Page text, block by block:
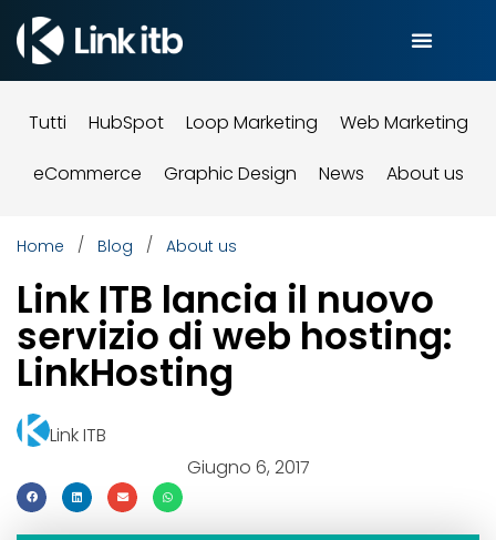
Tutti HubSpot Loop Marketing
Web Marketing
eCommerce
Graphic Design News About us
Home / Blog / About us
Link ITB lancia il nuovo
servizio di web hosting:
LinkHosting
Link ITB
Giugno 6, 2017